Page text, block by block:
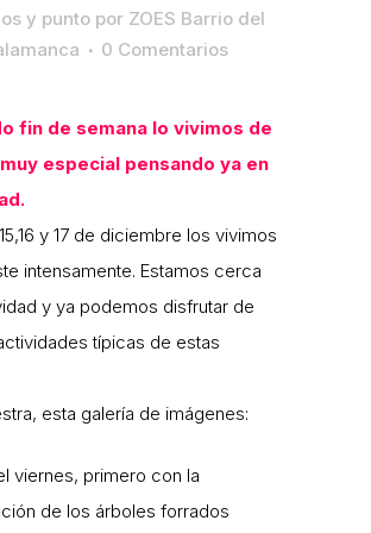
y punto por ZOES Barrio del
0 Comentarios
fin de semana lo vivimos de
especial pensando ya en
y 17 de diciembre los vivimos
intensamente. Estamos cerca
y ya podemos disfrutar de
típicas de estas
esta galería de imágenes:
viernes, primero con la
de los árboles forrados